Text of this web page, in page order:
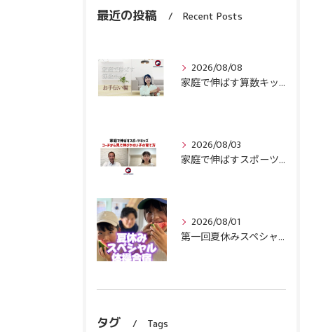
最近の投稿 Recent Posts
2026/08/08
家庭で伸ばす算数キッズ８月号配信しました！
2026/08/03
家庭で伸ばすスポーツキッズ『コーチから見て伸びやすい子』の育て方
2026/08/01
第一回夏休みスペシャル体操合宿終了！
タグ Tags